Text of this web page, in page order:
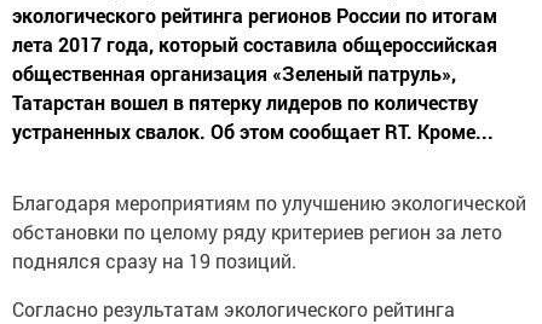
экологического рейтинга регионов России по итогам
лета 2017 года, который составила общероссийская
общественная организация «Зеленый патруль»,
Татарстан вошел в пятерку лидеров по количеству
устраненных свалок. Об этом сообщает RT. Кроме...
Благодаря мероприятиям по улучшению экологической
обстановки по целому ряду критериев регион за лето
поднялся сразу на 19 позиций.
Согласно результатам экологического рейтинга